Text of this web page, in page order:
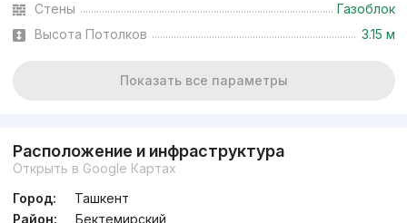
Стены
Газоблок
Высота Потолков
3.15 м
Показать все параметры
Расположение и инфраструктура
Открыть в Google Картах
Город:
Ташкент
Район:
Бектемирский